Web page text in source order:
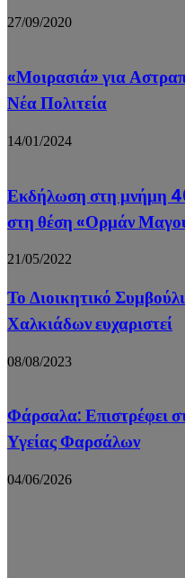
27/09/2020
«Μοιρασιά» για
Νέα Πολιτεία
14/01/2024
Εκδήλωση στη μνήμη
στη θέση «Ορμάν
21/05/2022
Το Διοικητικό
Χαλκιάδων ευχαριστεί
08/08/2023
Φάρσαλα: Επιστρέφει
Υγείας Φαρσάλων
04/06/2026